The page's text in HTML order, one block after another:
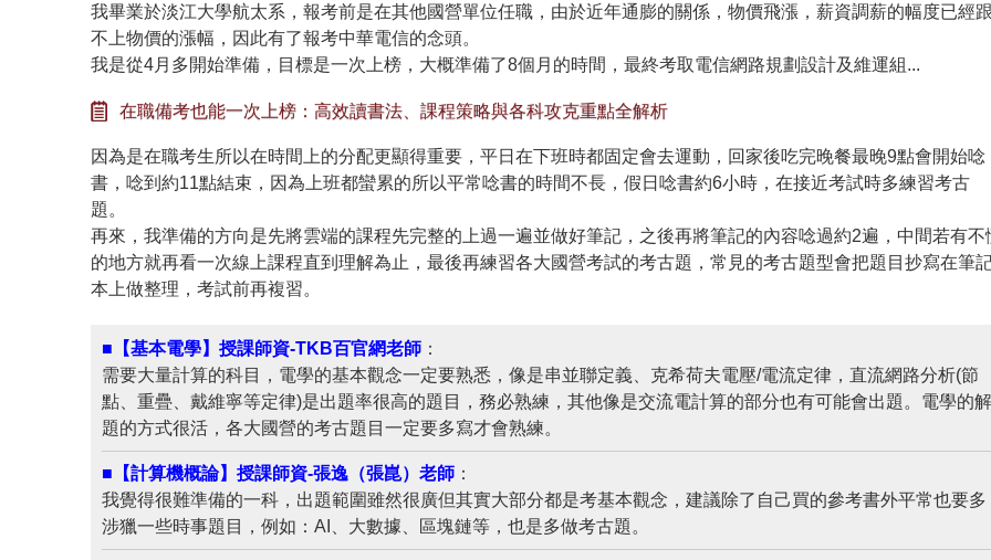
我畢業於淡江大學航太系，報考前是在其他國營單位任職，由於近年通膨的關係，物價飛漲，薪資調薪的幅度已經
不上物價的漲幅，因此有了報考中華電信的念頭。
我是從4月多開始準備，目標是一次上榜，大概準備了8個月的時間，最終考取電信網路規劃設計及維運組...
在職備考也能一次上榜：高效讀書法、課程策略與各科攻克重點全解析
因為是在職考生所以在時間上的分配更顯得重要，平日在下班時都固定會去運動，回家後吃完晚餐最晚9點會開始唸
書，唸到約11點結束，因為上班都蠻累的所以平常唸書的時間不長，假日唸書約6小時，在接近考試時多練習考古
題。
再來，我準備的方向是先將雲端的課程先完整的上過一遍並做好筆記，之後再將筆記的內容唸過約2遍，中間若有不
的地方就再看一次線上課程直到理解為止，最後再練習各大國營考試的考古題，常見的考古題型會把題目抄寫在筆
本上做整理，考試前再複習。
■【基本電學】授課師資-TKB百官網老師 ：
需要大量計算的科目，電學的基本觀念一定要熟悉，像是串並聯定義、克希荷夫電壓/電流定律，直流網路分析(節
點、重疊、戴維寧等定律)是出題率很高的題目，務必熟練，其他像是交流電計算的部分也有可能會出題。電學的解
題的方式很活，各大國營的考古題目一定要多寫才會熟練。
■【計算機概論】授課師資-張逸（張崑）老師 ：
我覺得很難準備的一科，出題範圍雖然很廣但其實大部分都是考基本觀念，建議除了自己買的參考書外平常也要多
涉獵一些時事題目，例如：AI、大數據、區塊鏈等，也是多做考古題。